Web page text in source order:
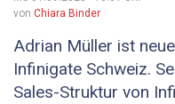
von Chiara Binder
Adrian Müller ist
Infinigate Schweiz.
Sales-Struktur von